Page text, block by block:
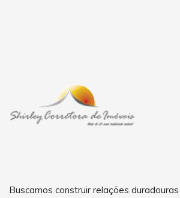
Buscamos construir relações